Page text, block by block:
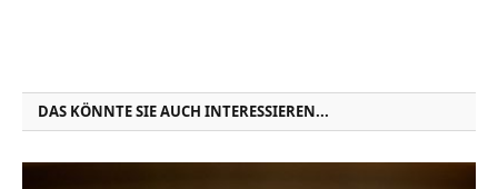
DAS KÖNNTE SIE AUCH INTERESSIEREN...